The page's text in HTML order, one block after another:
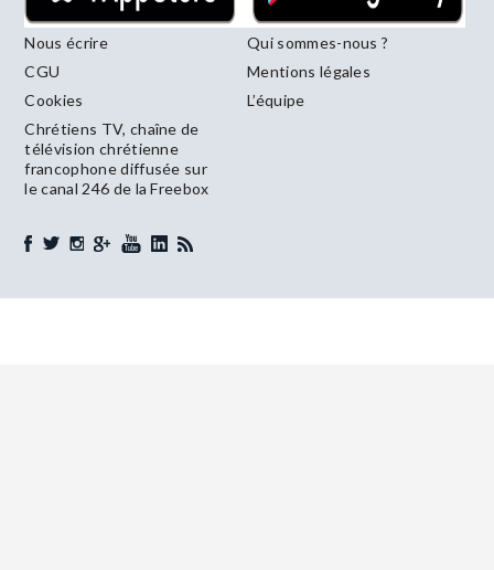
Nous écrire
Qui sommes-nous ?
CGU
Mentions légales
Cookies
L’équipe
Chrétiens TV, chaîne de
télévision chrétienne
francophone diffusée sur
le canal 246 de la Freebox